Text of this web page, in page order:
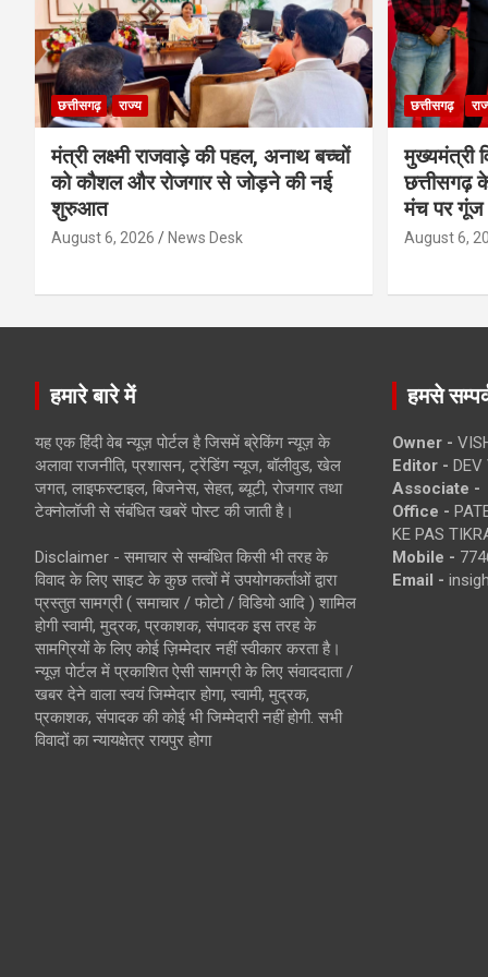
छत्तीसगढ़ राज्य
मंत्री लक्ष्मी राजवाड़े की पहल, अनाथ बच्चों
को कौशल और रोजगार से जोड़ने की नई
शुरुआत
August 6, 2026 News Desk
छत्तीसगढ़
मुख्यमंत्री
छत्तीसगढ़
मंच पर गूंज
August 6,
हमारे बारे में
यह एक हिंदी वेब न्यूज़ पोर्टल है जिसमें ब्रेकिंग न्यूज़ के
अलावा राजनीति, प्रशासन, ट्रेंडिंग न्यूज, बॉलीवुड, खेल
जगत, लाइफस्टाइल, बिजनेस, सेहत, ब्यूटी, रोजगार तथा
टेक्नोलॉजी से संबंधित खबरें पोस्ट की जाती है।
Disclaimer - समाचार से सम्बंधित किसी भी तरह के
विवाद के लिए साइट के कुछ तत्वों में उपयोगकर्ताओं द्वारा
प्रस्तुत सामग्री ( समाचार / फोटो / विडियो आदि ) शामिल
होगी स्वामी, मुद्रक, प्रकाशक, संपादक इस तरह के
सामग्रियों के लिए कोई ज़िम्मेदार नहीं स्वीकार करता है।
न्यूज़ पोर्टल में प्रकाशित ऐसी सामग्री के लिए संवाददाता /
खबर देने वाला स्वयं जिम्मेदार होगा, स्वामी, मुद्रक,
प्रकाशक, संपादक की कोई भी जिम्मेदारी नहीं होगी. सभी
विवादों का न्यायक्षेत्र रायपुर होगा
हमसे
Owner -
Editor - DEV
Associate -
Office -
KE PAS
Mobile -
Email -